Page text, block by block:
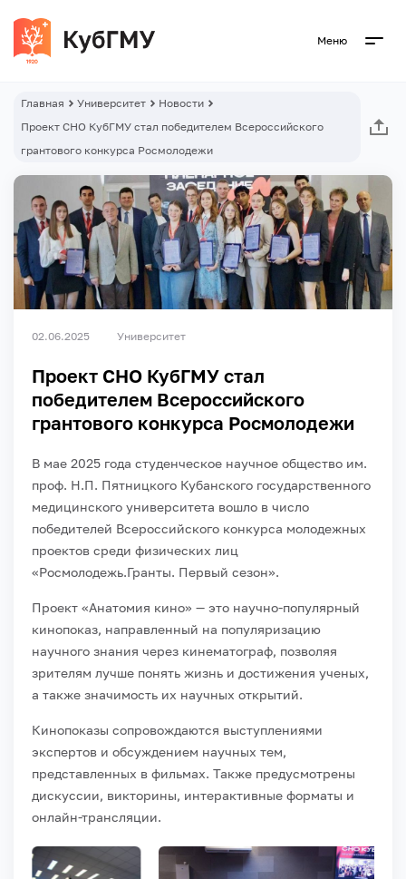
Меню
Главная Университет
Новости
Проект СНО КубГМУ стал победителем Всероссийского
грантового конкурса Росмолодежи
02.06.2025 Университет
Проект СНО КубГМУ стал
победителем Всероссийского
грантового конкурса Росмолодежи
В мае 2025 года студенческое научное общество им.
проф. Н.П. Пятницкого Кубанского государственного
медицинского университета вошло в число
победителей Всероссийского конкурса молодежных
проектов среди физических лиц
«Росмолодежь.Гранты. Первый сезон».
Проект «Анатомия кино» — это научно-популярный
кинопоказ, направленный на популяризацию
научного знания через кинематограф, позволяя
зрителям лучше понять жизнь и достижения ученых,
а также значимость их научных открытий.
Кинопоказы сопровождаются выступлениями
экспертов и обсуждением научных тем,
представленных в фильмах. Также предусмотрены
дискуссии, викторины, интерактивные форматы и
онлайн-трансляции.